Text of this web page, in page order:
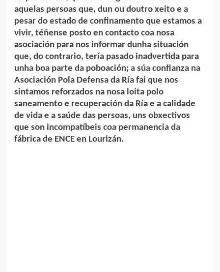
aquelas persoas que, dun ou doutro xeito e a
pesar do estado de confinamento que estamos a
vivir, téñense posto en contacto coa nosa
asociación para nos informar dunha situación
que, do contrario, tería pasado inadvertida para
unha boa parte da poboación; a súa confianza na
Asociación Pola Defensa da Ría fai que nos
sintamos reforzados na nosa loita polo
saneamento e recuperación da Ría e a calidade
de vida e a saúde das persoas, uns obxectivos
que son incompatíbeis coa permanencia da
fábrica de ENCE en Lourizán.